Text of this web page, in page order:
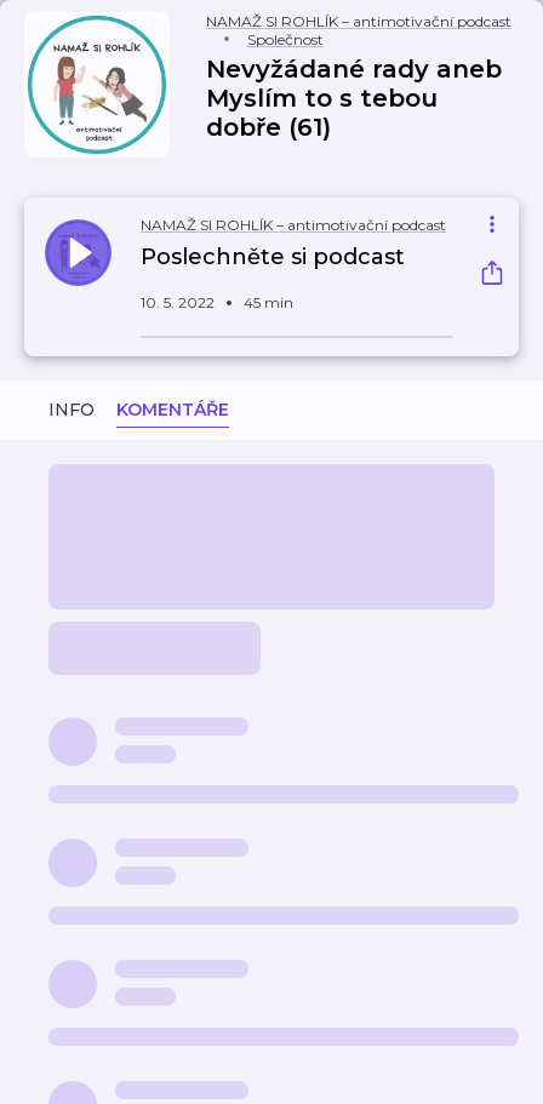
NAMAŽ SI ROHLÍK – antimotivační podcast
Společnost
Nevyžádané rady aneb
Myslím to s tebou
dobře (61)
NAMAŽ SI ROHLÍK – antimotivační podcast
Poslechněte si podcast
10. 5. 2022 45 min
INFO KOMENTÁŘE